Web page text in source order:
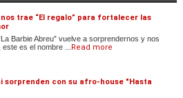
nos trae “El regalo” para fortalecer las
Barbie Abreu” vuelve a sorprendernos y nos
este es el nombre ...
Read more
sorprenden con su afro-house "Hasta